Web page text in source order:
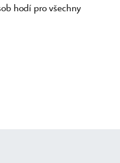
hodí pro všechny